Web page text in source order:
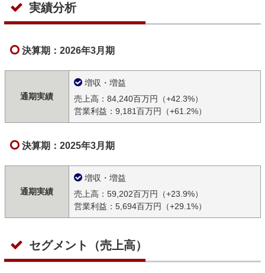
実績分析
決算期：2026年3月期
通期実績
増収・増益
売上高：84,240百万円（+42.3%）
営業利益：9,181百万円（+61.2%）
決算期：2025年3月期
通期実績
増収・増益
売上高：59,202百万円（+23.9%）
営業利益：5,694百万円（+29.1%）
セグメント（売上高）